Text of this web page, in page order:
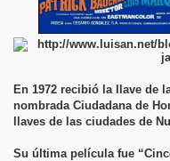
En 1972 recibió la llave de
nombrada Ciudadana de
llaves de las ciudades de
Su última película fue